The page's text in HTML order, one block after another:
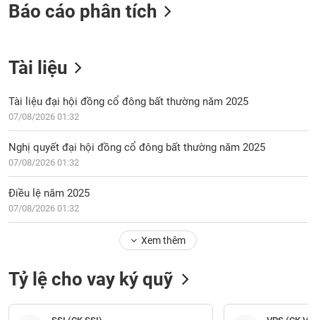
Báo cáo phân tích
Tài liệu
Tài liệu đại hội đồng cổ đông bất thường năm 2025
07/08/2026 01:32
Nghị quyết đại hội đồng cổ đông bất thường năm 2025
07/08/2026 01:32
Điều lệ năm 2025
07/08/2026 01:32
Xem thêm
Tỷ lệ cho vay ký quỹ